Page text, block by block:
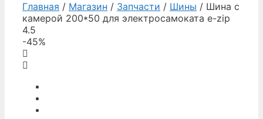
Главная / Магазин / Запчасти / Шины / Шина с
камерой 200*50 для электросамоката e-zip
4.5
-45%